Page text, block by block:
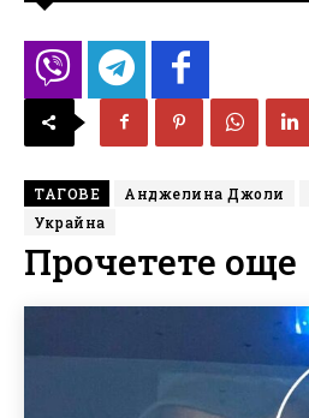
ТАГОВЕ Анджелина Джоли
Украйна
Прочетете още